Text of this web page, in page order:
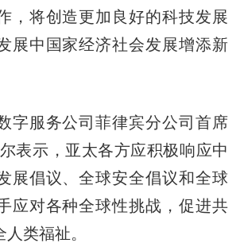
，将创造更加良好的科技发展
展中国家经济社会发展增添新
服务公司菲律宾分公司首席
表示，亚太各方应积极响应中
展倡议、全球安全倡议和全球
应对各种全球性挑战，促进共
类福祉。